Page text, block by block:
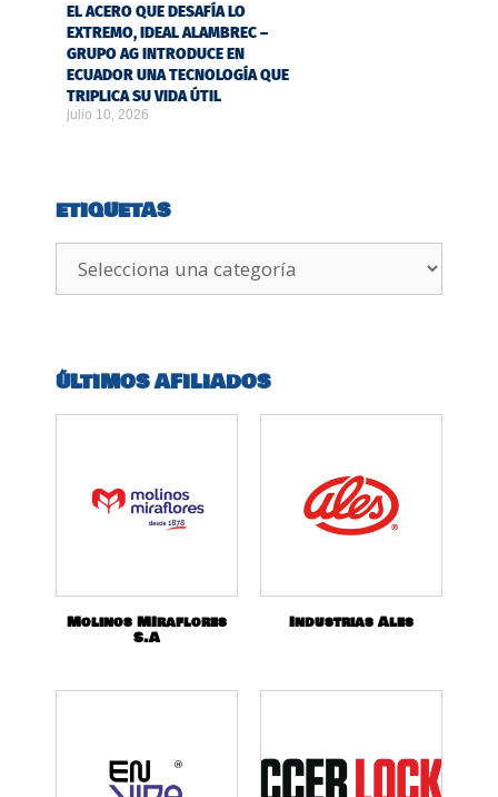
EL ACERO QUE DESAFÍA LO
EXTREMO, IDEAL ALAMBREC –
GRUPO AG INTRODUCE EN
ECUADOR UNA TECNOLOGÍA QUE
TRIPLICA SU VIDA ÚTIL
julio 10, 2026
ETIQUETAS
ÚLTIMOS AFILIADOS
Molinos MIraflores
S.A
Industrias Ales